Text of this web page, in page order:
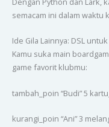
semacam ini dalam waktu
Ide Gila Lainnya: DSL
Kamu suka main
game favorit klubmu:
tambah_poin “Budi” 5
kurangi_poin “Ani” 3